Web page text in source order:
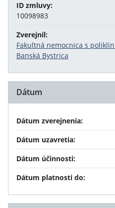
ID zmluvy:
10098983
Zverejnil:
Fakultná nemocnica s
Banská Bystrica
Dátum
Dátum zverejnenia:
Dátum uzavretia:
Dátum účinnosti:
Dátum platnosti do: